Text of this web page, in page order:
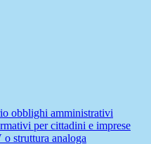
obblighi amministrativi
per cittadini e imprese
struttura analoga